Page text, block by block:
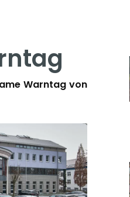
Warntag von